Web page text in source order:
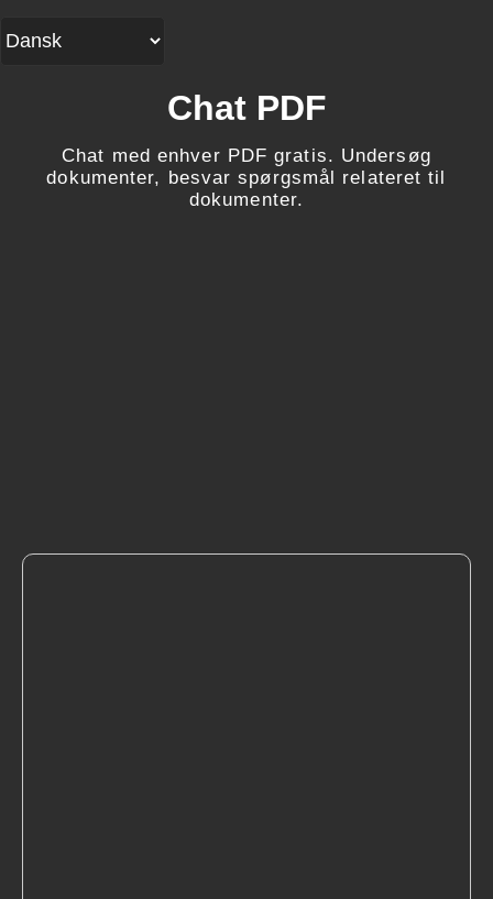
Chat PDF
Chat med enhver PDF gratis. Undersøg
dokumenter, besvar spørgsmål relateret til
dokumenter.